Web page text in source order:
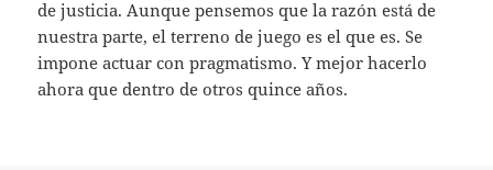
de justicia. Aunque pensemos que la razón está de
nuestra parte, el terreno de juego es el que es. Se
impone actuar con pragmatismo. Y mejor hacerlo
ahora que dentro de otros quince años.